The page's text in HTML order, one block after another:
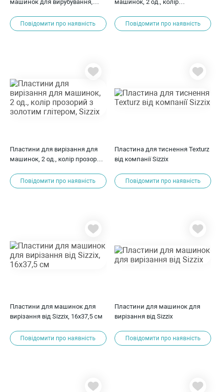
машинок для вирубування,
Повідомити про наявність
машинок, 2 од., колір
Повідомити про наявність
Пластини для вирізання для
машинок, 2 од., колір прозорий
Повідомити про наявність
Пластина для тиснення Texturz
від компанії Sizzix
Повідомити про наявність
Пластини для машинок для
вирізання від Sizzix, 16х37,5 см
Повідомити про наявність
Пластини для машинок для
вирізання від Sizzix
Повідомити про наявність